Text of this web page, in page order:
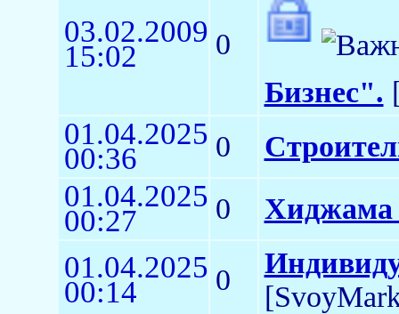
03.02.2009
15:02
0
Бизнес".
01.04.2025
00:36 0
01.04.2025
00:27 0 Хиджама
01.04.2025
00:14 0